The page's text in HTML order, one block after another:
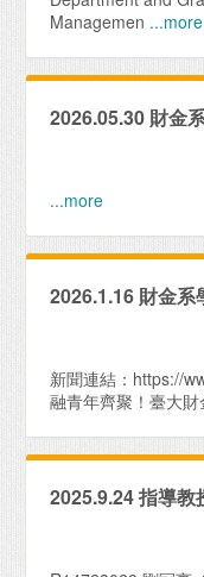
Managemen ...more
2026.05.30 財金
...more
2026.1.16 財金系
新聞連結：https://
融青年齊聚！臺大
2025.9.24 指導教